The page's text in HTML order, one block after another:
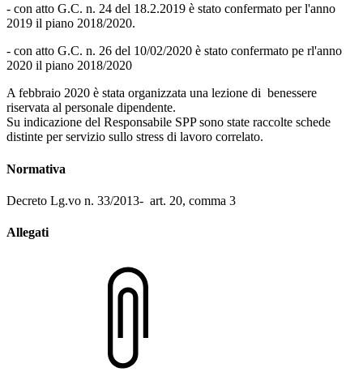
- con atto G.C. n. 24 del 18.2.2019 è stato confermato per l'anno
2019 il piano 2018/2020.
- con atto G.C. n. 26 del 10/02/2020 è stato confermato pe rl'anno
2020 il piano 2018/2020
A febbraio 2020 è stata organizzata una lezione di benessere
riservata al personale dipendente.
Su indicazione del Responsabile SPP sono state raccolte schede
distinte per servizio sullo stress di lavoro correlato.
Normativa
Decreto Lg.vo n. 33/2013- art. 20, comma 3
Allegati